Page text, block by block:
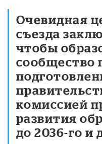
Очевидная
съезда
чтобы
сообщество
комиссией
развития
до 2036-го и